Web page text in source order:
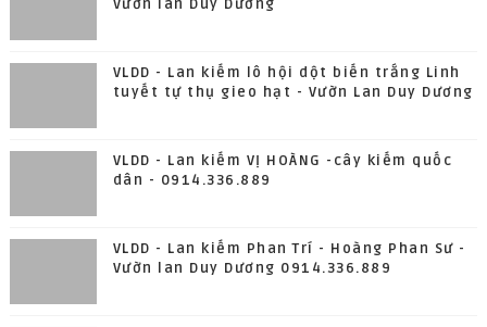
Vườn lan Duy Dương
VLDD - Lan kiếm lô hội dột biến trắng Linh
tuyết tự thụ gieo hạt - Vườn Lan Duy Dương
VLDD - Lan kiếm VỊ HOÀNG -cây kiếm quốc
dân - 0914.336.889
VLDD - Lan kiếm Phan Trí - Hoàng Phan Sư -
Vườn lan Duy Dương 0914.336.889